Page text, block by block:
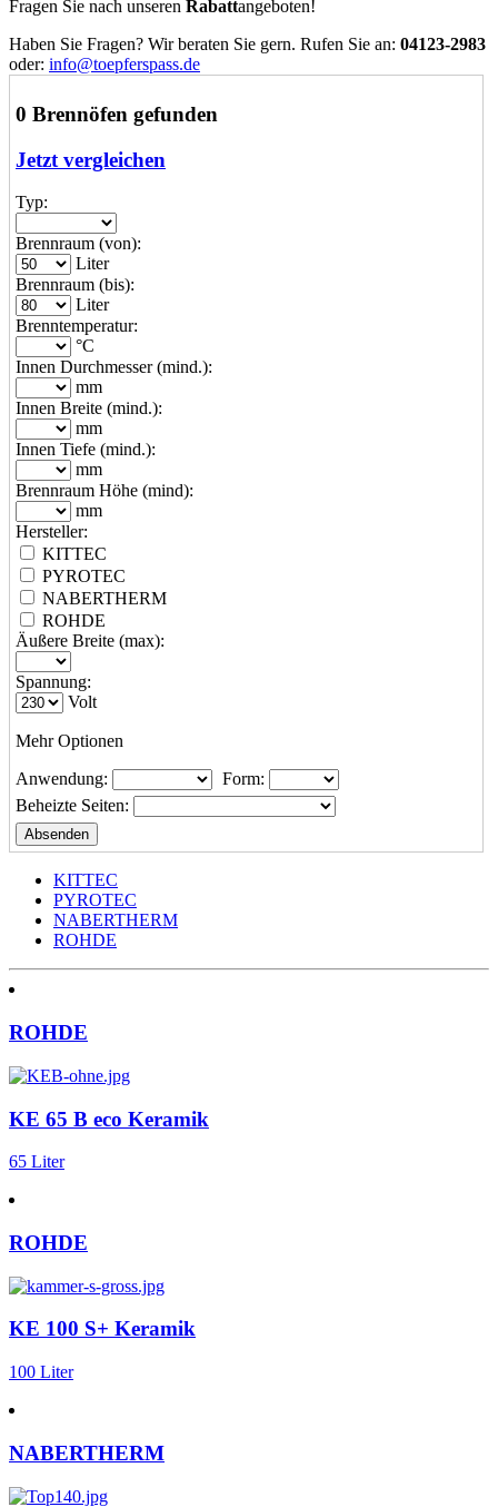
Fragen Sie nach unseren Rabattangeboten!
Haben Sie Fragen? Wir beraten Sie gern. Rufen Sie an: 04123-2983
oder: info@toepferspass.de
0 Brennöfen gefunden
Jetzt vergleichen
Typ:
Brennraum (von):
Liter
Brennraum (bis):
Liter
Brenntemperatur:
°C
Innen Durchmesser (mind.):
mm
Innen Breite (mind.):
mm
Innen Tiefe (mind.):
mm
Brennraum Höhe (mind):
mm
Hersteller:
KITTEC
PYROTEC
NABERTHERM
ROHDE
Äußere Breite (max):
Spannung:
Volt
Mehr Optionen
Anwendung:
Form:
Beheizte Seiten:
KITTEC
PYROTEC
NABERTHERM
ROHDE
ROHDE
KE 65 B eco Keramik
65 Liter
ROHDE
KE 100 S+ Keramik
100 Liter
NABERTHERM